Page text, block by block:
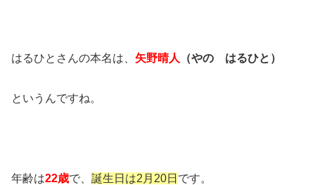
はるひとさんの本名は、 矢野晴人 （やの はるひと）
というんですね。
年齢は22歳で、 誕生日は2月20日 です。